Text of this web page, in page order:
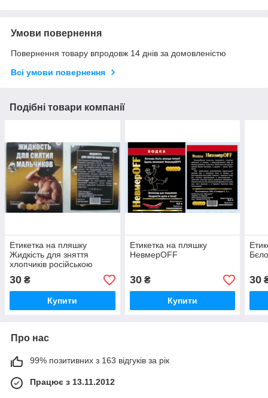
Умови повернення
Повернення товару впродовж 14 днів за домовленістю
Всі умови повернення
Подібні товари компанії
Етикетка на пляшку
Жидкість для зняття
хлопчиків російською
30 ₴
Купити
Етикетка на пляшку
НевмерOFF
30₴
Купити
30
Про нас
99% позитивних з 163 відгуків за рік
Працює з 13.11.2012